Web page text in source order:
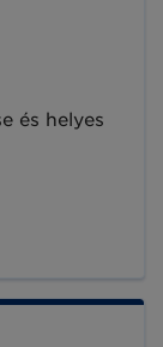
és helyes